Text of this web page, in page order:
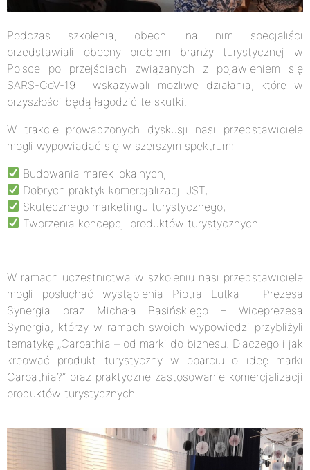
Podczas szkolenia, obecni na nim specjaliści
przedstawiali obecny problem branży turystycznej w
Polsce po przejściach związanych z pojawieniem się
SARS-CoV-19 i wskazywali możliwe działania, które w
przyszłości będą łagodzić te skutki.
W trakcie prowadzonych dyskusji nasi przedstawiciele
mogli wypowiadać się w szerszym spektrum:
Budowania marek lokalnych,
Dobrych praktyk komercjalizacji JST,
Skutecznego marketingu turystycznego,
Tworzenia koncepcji produktów turystycznych.
W ramach uczestnictwa w szkoleniu nasi przedstawiciele
mogli posłuchać wystąpienia Piotra Lutka – Prezesa
Synergia oraz Michała Basińskiego – Wiceprezesa
Synergia, którzy w ramach swoich wypowiedzi przybliżyli
tematykę „Carpathia – od marki do biznesu. Dlaczego i jak
kreować produkt turystyczny w oparciu o ideę marki
Carpathia?” oraz praktyczne zastosowanie komercjalizacji
produktów turystycznych.